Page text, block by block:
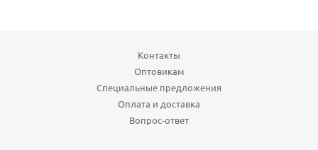
Контакты
Оптовикам
Специальные предложения
Оплата и доставка
Вопрос-ответ